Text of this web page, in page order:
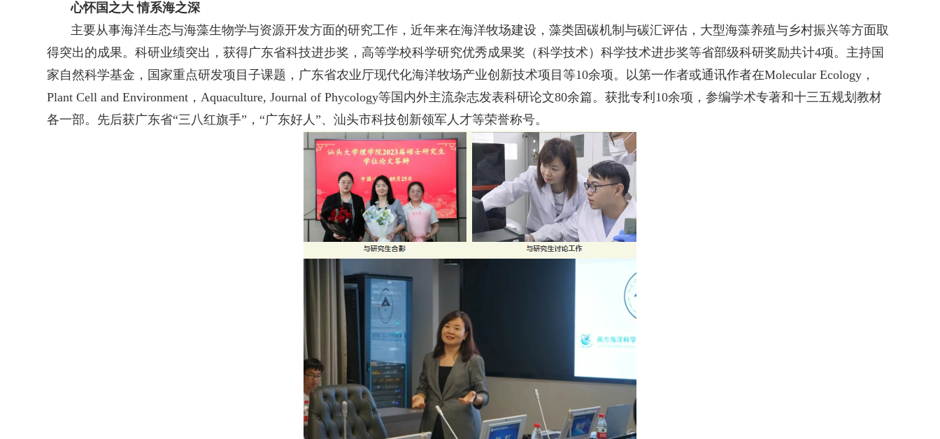
心怀国之大 情系海之深
主要从事海洋生态与海藻生物学与资源开发方面的研究工作，近年来在海洋牧场建设，藻类固碳机制与碳汇评估，大型海藻养殖与乡村振兴等方面取
得突出的成果。科研业绩突出，获得广东省科技进步奖，高等学校科学研究优秀成果奖（科学技术）科学技术进步奖等省部级科研奖励共计4项。主持国
家自然科学基金，国家重点研发项目子课题，广东省农业厅现代化海洋牧场产业创新技术项目等10余项。以第一作者或通讯作者在Molecular Ecology，
Plant Cell and Environment，Aquaculture, Journal of Phycology等国内外主流杂志发表科研论文80余篇。获批专利10余项，参编学术专著和十三五规划教材
各一部。先后获广东省“三八红旗手”，“广东好人”、汕头市科技创新领军人才等荣誉称号。